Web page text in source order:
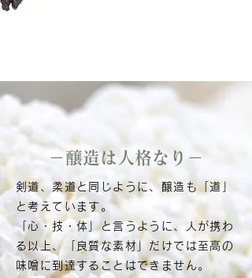
－醸造は人格なり－
剣道、柔道と同じように、醸造も「道」
と考えています。
「心・技・体」と言うように、人が携わ
る以上、「良質な素材」だけでは至高の
味噌に到達することはできません。